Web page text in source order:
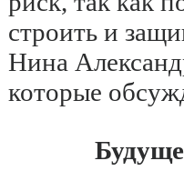
строить и
Нина
которые